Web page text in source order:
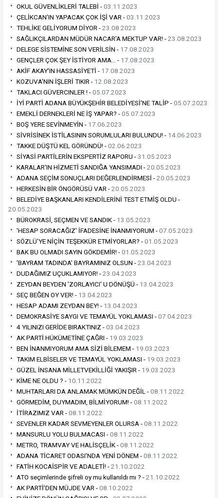
OKUL GÜVENLİKLERİ TALEBİ -03.11.2023
ÇELİKCAN'IN YAPACAK ÇOK İŞİ VAR -03.11.2023
TEHLİKE GELİYORUM DİYOR -23.08.2023
SAĞLIKÇILARDAN MÜDÜR NACAR'A MEKTUP VAR! -23.08.2023
DELEGE SİSTEMİNE SON VERİLSİN - 17.08.2023
GENÇLER ÇOK ŞEY İSTİYOR AMA… - 17.08.2023
AKİF AKAY'IN HASSASİYETİ - 17.08.2023
KOZUVA'NIN İŞLERİ TIKIR - 12.08.2023
TAKLACI GÜVERCINLER ! -05.07.2023
İYİ PARTİ ADANA BÜYÜKŞEHİR BELEDİYESİ'NE TALİP -05.07.2023
EMEKLİ DERNEKLERİ NE İŞ YAPAR? -05.07.2023
BOŞ YERE SEVİNMEYİN - 17.06.2023
SİVRİSİNEK İSTİLASININ SORUMLULARI BULUNDU! - 14.06.2023
TAKKE DÜŞTÜ KEL GÖRÜNDÜ! -02.06.2023
SİYASİ PARTİLERİN EKSPERTİZ RAPORU -31.05.2023
KARALAR'IN HİZMETİ SANDIĞA YANSIMADI -20.05.2023
ADANA SEÇİM SONUÇLARI DEĞERLENDİRMESİ -20.05.2023
HERKESİN BİR ÖNGÖRÜSÜ VAR -20.05.2023
BELEDİYE BAŞKANLARI KENDİLERİNİ TEST ETMİŞ OLDU -
20.05.2023
BÜROKRASİ, SEÇMEN VE SANDIK - 13.05.2023
'HESAP SORACAĞIZ' İFADESİNE İNANMIYORUM -07.05.2023
SÖZLÜ'YE NİÇİN TEŞEKKÜR ETMİYORLAR? -01.05.2023
BAK BU OLMADI SAYIN GÖKDEMİR! -01.05.2023
'BAYRAM TADINDA' BAYRAMINIZ OLSUN -23.04.2023
DUDAĞIMIZ UÇUKLAMIYOR! -23.04.2023
ZEYDAN BEYDEN 'ZORLAYICI' U DÖNÜŞÜ - 13.04.2023
SEÇ BEĞEN OY VER! - 13.04.2023
HESAP ADAMI ZEYDAN BEY! - 13.04.2023
DEMOKRASİYE SAYGI VE TEMAYÜL YOKLAMASI -07.04.2023
4 YILINIZI GERİDE BIRAKTINIZ -03.04.2023
AK PARTİ HÜKÜMETİNE ÇAĞRI - 19.03.2023
BEN İNANMIYORUM AMA SİZİ BİLEMEM - 19.03.2023
TAKIM ELBİSELER VE TEMAYÜL YOKLAMASI - 19.03.2023
GÜZEL İNSANA MİLLETVEKİLLİĞİ YAKIŞIR - 19.03.2023
KİME NE OLDU ? - 10.11.2022
MUHTARLARI DA ANLAMAK MÜMKÜN DEĞİL -08.11.2022
GÖRMEDİM, DUYMADIM, BİLMİYORUM! -08.11.2022
İTİRAZIMIZ VAR -08.11.2022
SEVENLER KADAR SEVMEYENLER OLURSA -08.11.2022
MANSURLU YOLU BULMACASI -08.11.2022
METRO, TRAMVAY VE HALİSÇELİK -08.11.2022
ADANA TİCARET ODASI'NDA YENİ DÖNEM -08.11.2022
FATİH KOCAİSPİR VE ADALETİ! -21.10.2022
ATO seçimlerinde şifreli oy mu kullanıldı mı ? -21.10.2022
AK PARTİ'DEN MÜJDE VAR -08.10.2022